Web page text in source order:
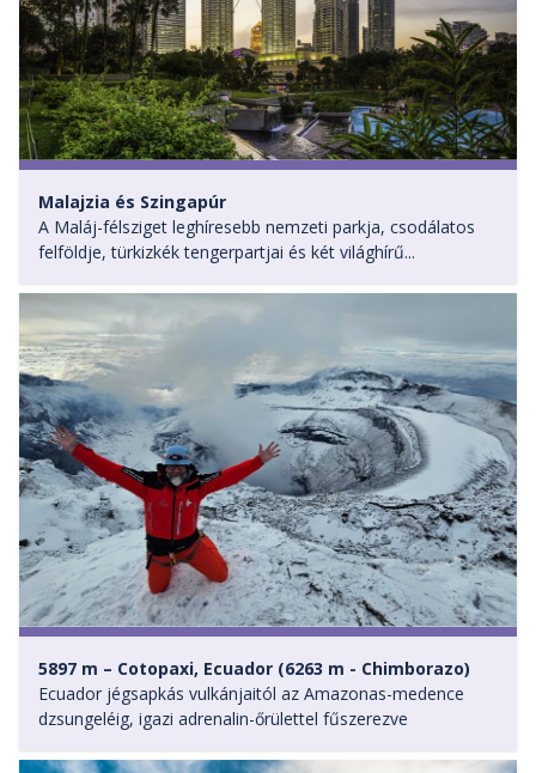
Malajzia és Szingapúr
A Maláj-félsziget leghíresebb nemzeti parkja, csodálatos
felföldje, türkizkék tengerpartjai és két világhírű...
5897 m – Cotopaxi, Ecuador (6263 m - Chimborazo)
Ecuador jégsapkás vulkánjaitól az Amazonas-medence
dzsungeléig, igazi adrenalin-őrülettel fűszerezve